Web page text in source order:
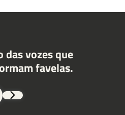
das vozes que
favelas.